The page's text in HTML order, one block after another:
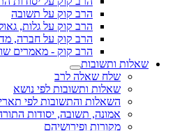
הרב קוק על תשובה
הרב קוק על גלות,
הרב קוק על חברה,
הרב קוק - מאמרים
שאלות ותשובות
שלח שאלה לרב
שאלות ותשובות לפי נושא
השאלות והתשובות לפי
אמונה, תשובה, יסודות
מקורות ופירושיהם